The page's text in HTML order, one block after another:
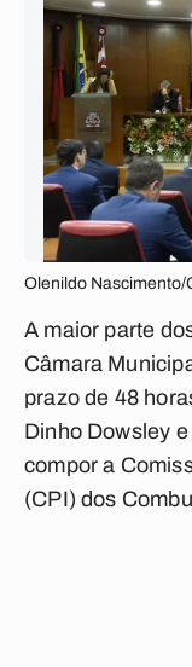
Olenildo
A maior parte
Câmara
prazo de 48
Dinho Dowsley
compor a
(CPI) dos